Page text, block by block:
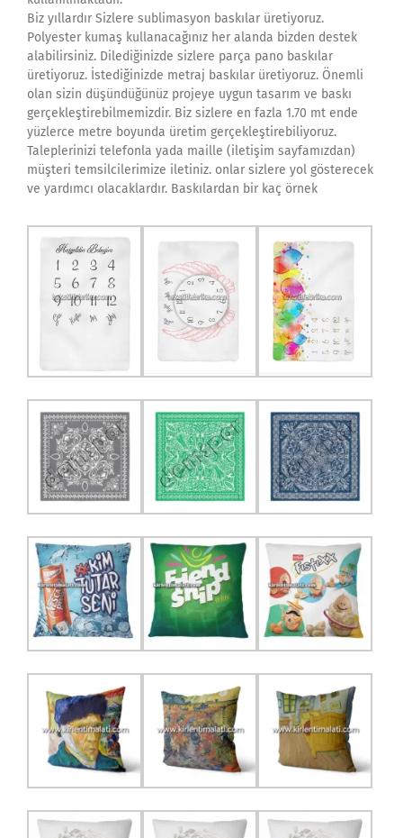
Biz yıllardır Sizlere sublimasyon baskılar üretiyoruz.
Polyester kumaş kullanacağınız her alanda bizden destek
alabilirsiniz. Dilediğinizde sizlere parça pano baskılar
üretiyoruz. İstediğinizde metraj baskılar üretiyoruz. Önemli
olan sizin düşündüğünüz projeye uygun tasarım ve baskı
gerçekleştirebilmemizdir. Biz sizlere en fazla 1.70 mt ende
yüzlerce metre boyunda üretim gerçekleştirebiliyoruz.
Taleplerinizi telefonla yada maille (iletişim sayfamızdan)
müşteri temsilcilerimize iletiniz. onlar sizlere yol gösterecek
ve yardımcı olacaklardır. Baskılardan bir kaç örnek